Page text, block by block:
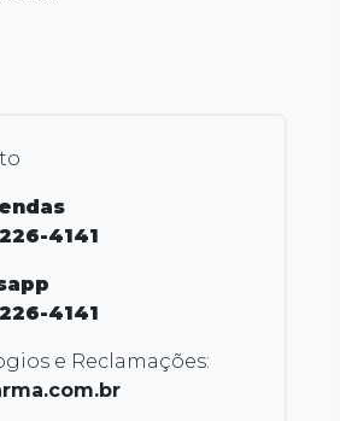
4141
4141
e Reclamações: